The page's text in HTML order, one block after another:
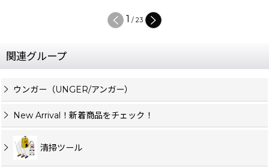
1 / 23
関連グループ
ウンガー（UNGER/アンガー）
New Arrival！新着商品をチェック！
清掃ツール